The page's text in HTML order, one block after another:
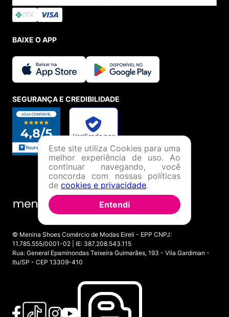
BAIXE O APP
SEGURANÇA E CREDIBILIDADE
© Menina Shoes Comércio de Modas Eireli - EPP CNPJ:
11.785.555/0001-02 | IE: 387.208.543.115
Rua: General Epaminondas Teixeira Guimarães, 193 - Vila Gardiman -
Itu/SP - CEP 13309-410
Este site utiliza Cookies para uma
melhor experiência de uso. Ao
continuar navegando, você
concorda com nossas políticas
de cookies e privacidade.
Entendi